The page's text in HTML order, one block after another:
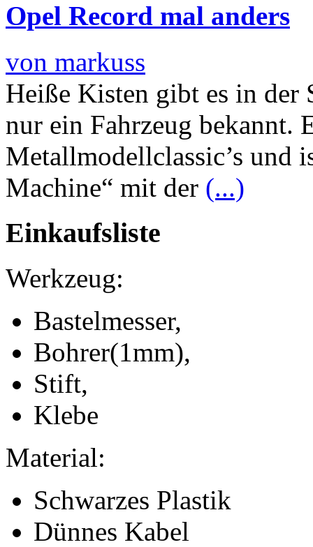
Opel Record mal anders
von markuss
Heiße Kisten gibt es in der
nur ein Fahrzeug bekannt.
Metallmodellclassic’s und
Machine“ mit der (...)
Einkaufsliste
Werkzeug:
Bastelmesser,
Bohrer(1mm),
Stift,
Klebe
Material:
Schwarzes Plastik
Dünnes Kabel